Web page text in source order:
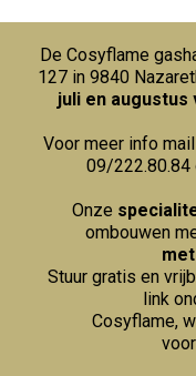
De Cosyflame
127 in 9840
juli en
Voor meer info mail
09/222.80.84
Onze
ombouwen
Stuur gratis en
link
Cosyflame,